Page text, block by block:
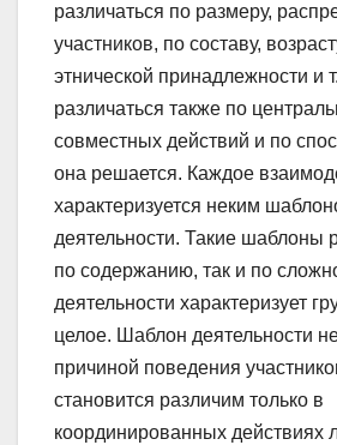
различаться по размеру,
участников, по составу,
этнической принадлежности и
различаться также по
совместных действий и по
она решается. Каждое
характеризуется неким
деятельности. Такие шаблоны
по содержанию, так и по
деятельности характеризует
целое. Шаблон деятельности
причиной поведения
становится различим только в
координированных действиях